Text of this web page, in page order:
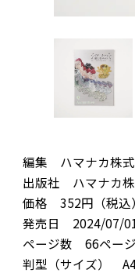
編集 ハマナカ株
出版社 ハマナカ
価格 352円（税込）
発売日 2024/07/
ページ数 66ページ
判型（サイズ）